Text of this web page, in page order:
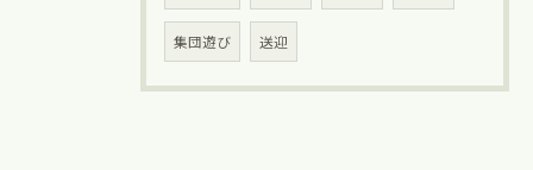
集団遊び 送迎